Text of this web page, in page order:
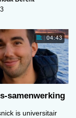
04:43
samenwerking
is universitair